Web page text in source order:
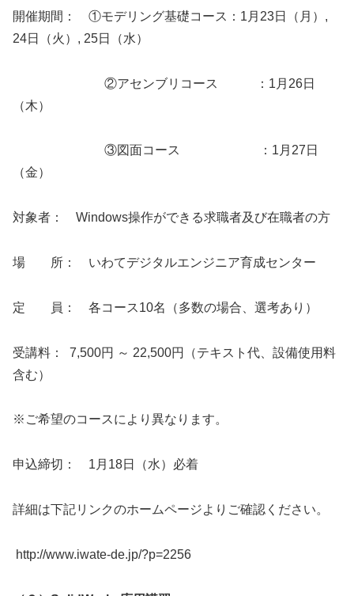
開催期間： ①モデリング基礎コース：1月23日（月）,
24日（火）, 25日（水）
②アセンブリコース ：1月26日
（木）
③図面コース ：1月27日
（金）
対象者： Windows操作ができる求職者及び在職者の方
場 所： いわてデジタルエンジニア育成センター
定 員： 各コース10名（多数の場合、選考あり）
受講料： 7,500円 ～ 22,500円（テキスト代、設備使用料
含む）
※ご希望のコースにより異なります。
申込締切： 1月18日（水）必着
詳細は下記リンクのホームページよりご確認ください。
http://www.iwate-de.jp/?p=2256